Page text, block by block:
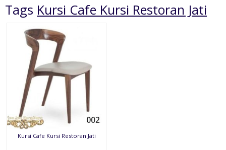
Tags Kursi Cafe Kursi Restoran Jati
Kursi Cafe Kursi Restoran Jati